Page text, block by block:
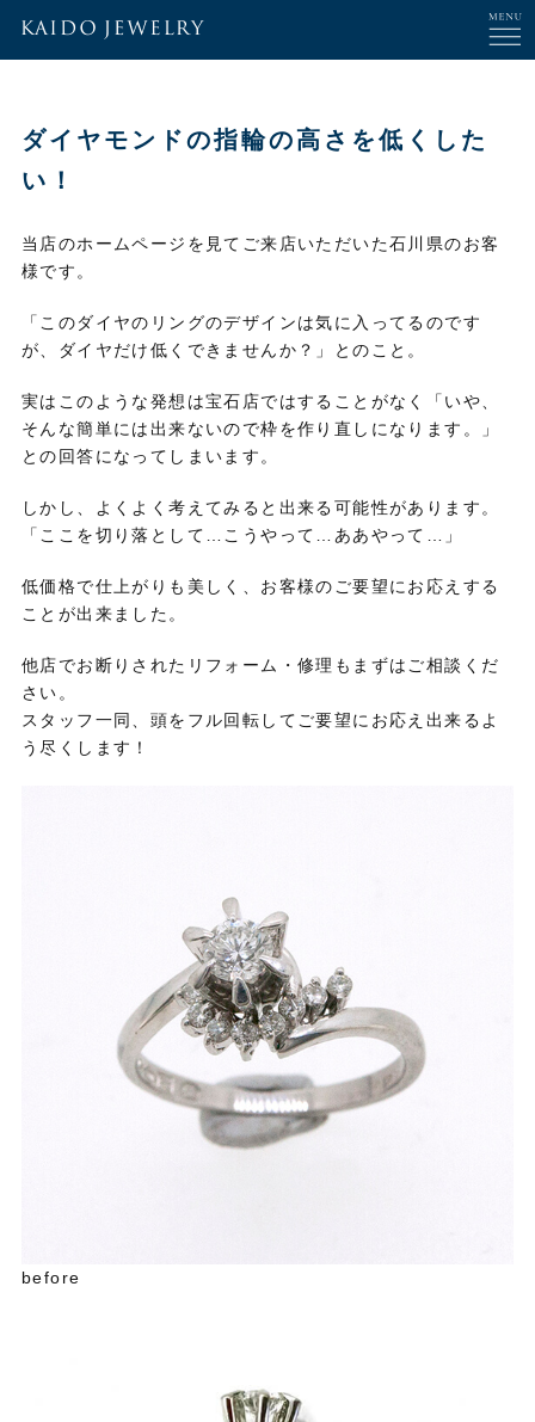
ダイヤモンドの指輪の高さを低くした
い！
当店のホームページを見てご来店いただいた石川県のお客
様です。
「このダイヤのリングのデザインは気に入ってるのです
が、ダイヤだけ低くできませんか？」とのこと。
実はこのような発想は宝石店ではすることがなく「いや、
そんな簡単には出来ないので枠を作り直しになります。」
との回答になってしまいます。
しかし、よくよく考えてみると出来る可能性があります。
「ここを切り落として…こうやって…ああやって…」
低価格で仕上がりも美しく、お客様のご要望にお応えする
ことが出来ました。
他店でお断りされたリフォーム・修理もまずはご相談くだ
さい。
スタッフ一同、頭をフル回転してご要望にお応え出来るよ
う尽くします！
before